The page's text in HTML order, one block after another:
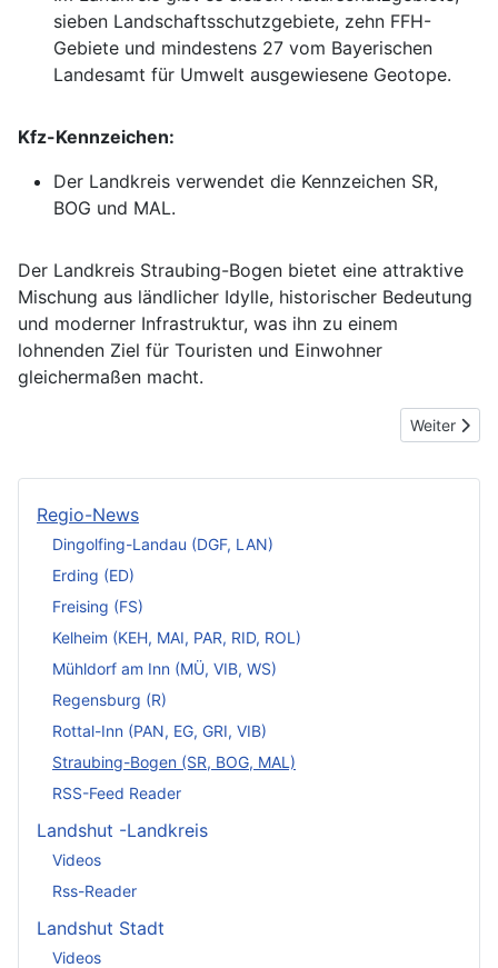
sieben Landschaftsschutzgebiete, zehn FFH-
Gebiete und mindestens 27 vom Bayerischen
Landesamt für Umwelt ausgewiesene Geotope.
Kfz-Kennzeichen:
Der Landkreis verwendet die Kennzeichen SR,
BOG und MAL.
Der Landkreis Straubing-Bogen bietet eine attraktive
Mischung aus ländlicher Idylle, historischer Bedeutung
und moderner Infrastruktur, was ihn zu einem
lohnenden Ziel für Touristen und Einwohner
gleichermaßen macht.
Nächster
Weiter
Regio-News
Dingolfing-Landau (DGF, LAN)
Erding (ED)
Freising (FS)
Kelheim (KEH, MAI, PAR, RID, ROL)
Mühldorf am Inn (MÜ, VIB, WS)
Regensburg (R)
Rottal-Inn (PAN, EG, GRI, VIB)
Straubing-Bogen (SR, BOG, MAL)
RSS-Feed Reader
Landshut -Landkreis
Videos
Rss-Reader
Landshut Stadt
Videos